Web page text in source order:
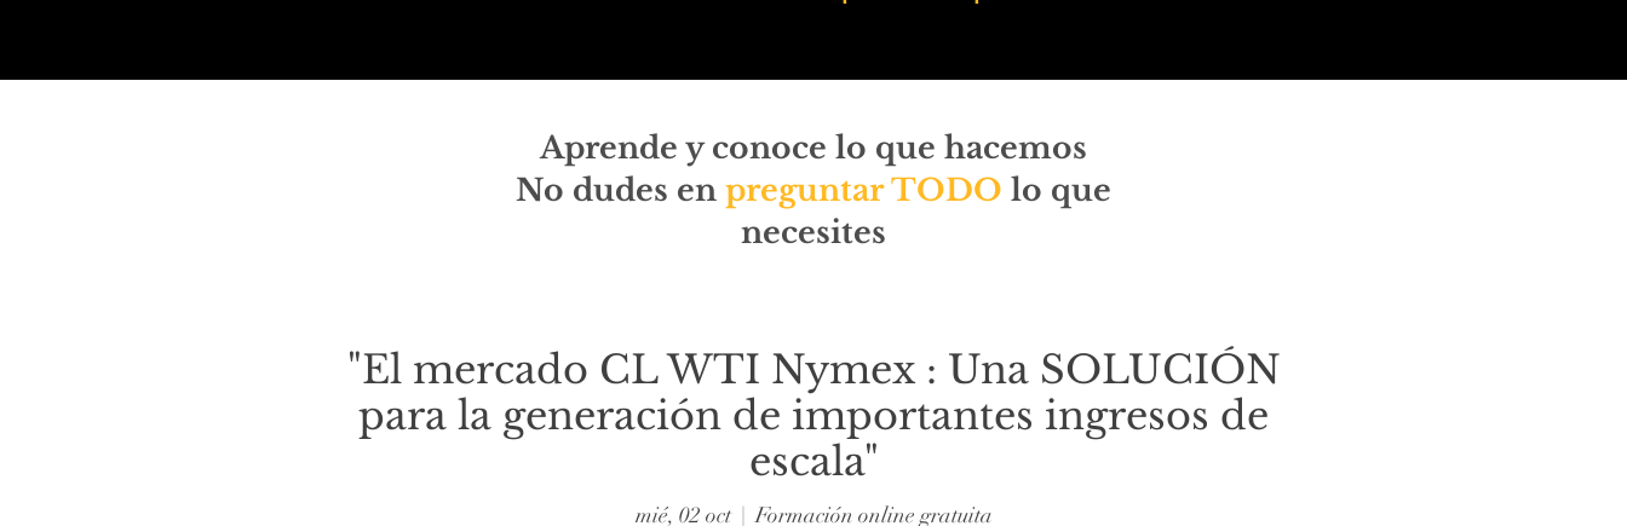
Aprende y conoce lo que hacemos
No dudes en preguntar TODO lo que
necesites
"El mercado CL WTI Nymex : Una SOLUCIÓN
para la generación de importantes ingresos de
escala"
mié, 02 oct
  |
Formación online gratuita